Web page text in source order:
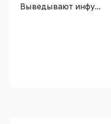
Выведывают инфу...